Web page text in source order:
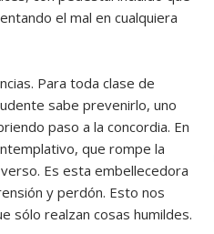
el mal en cualquiera
Para toda clase de
sabe prevenirlo, uno
paso a la concordia. En
que rompe la
Es esta embellecedora
y perdón. Esto nos
sólo realzan cosas humildes.